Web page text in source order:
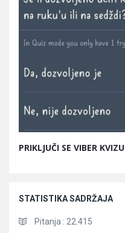
PRIKLJUČI SE VIBER KVIZU
STATISTIKA SADRŽAJA
Pitanja : 22.415